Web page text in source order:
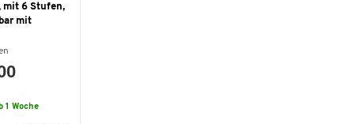
mit 6 Stufen,
mit
1 Woche